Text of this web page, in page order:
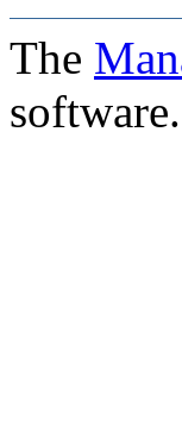
The
software.